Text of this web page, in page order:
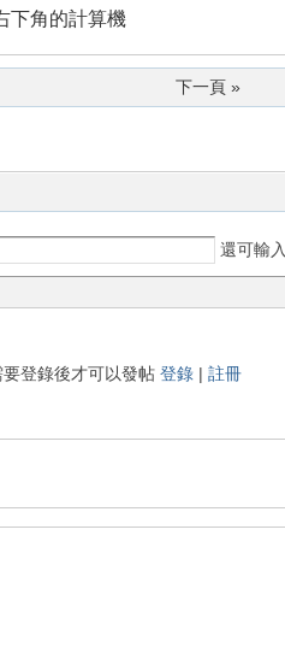
下角的計算機
下一頁 »
還可輸入
要登錄後才可以發帖 登錄 | 註冊